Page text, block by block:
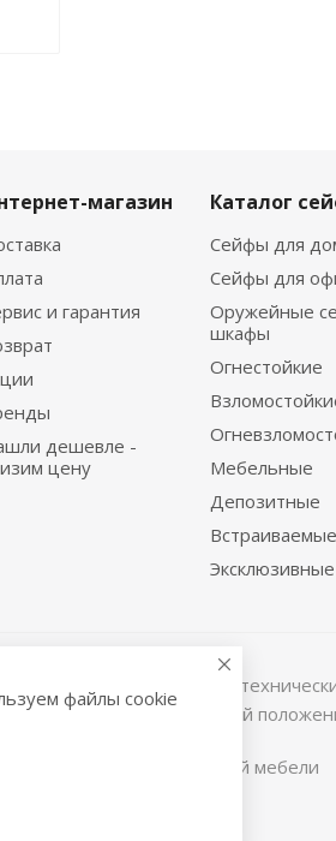
магазин
и гарантия
дешевле -
цену
Каталог
Сейфы для
Сейфы для
Оружейные
шкафы
Огнестойкие
Мебельные
Депозитные
Встраиваемые
Эксклюзивные
информация, касающаяся
офертой, определяемой
сейфов и металлической мебели
файлы cookie